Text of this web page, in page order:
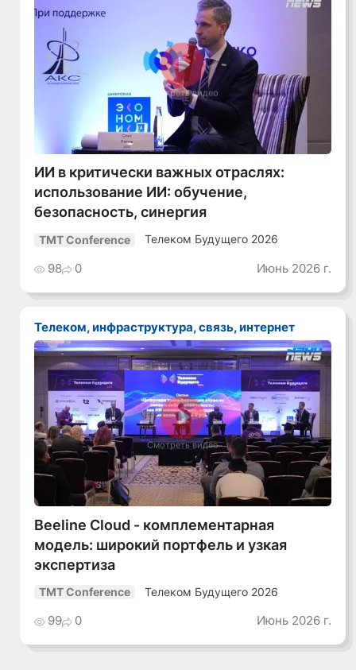
Смотреть видео
ИИ в критически важных отраслях:
использование ИИ: обучение,
безопасность, синергия
TMT Conference Телеком Будущего 2026
98 0 Июнь 2026 г.
Телеком, инфраструктура, связь, интернет
Смотреть видео
Beeline Cloud - комплементарная
модель: широкий портфель и узкая
экспертиза
TMT Conference Телеком Будущего 2026
99 0 Июнь 2026 г.